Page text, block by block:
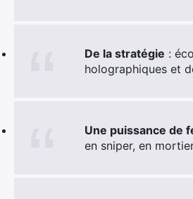
De la stratégie :
holographiques et
Une puissance de
en sniper, en